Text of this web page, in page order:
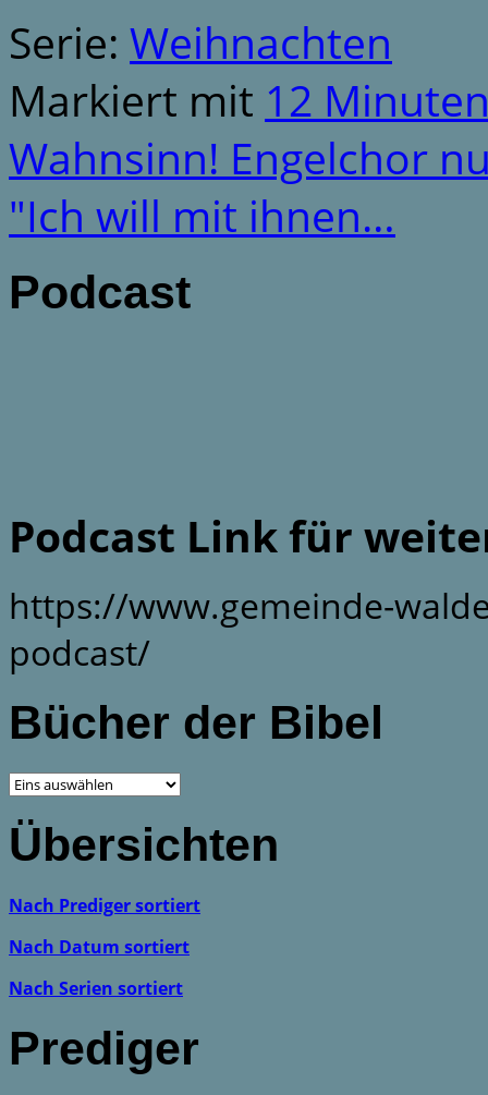
Serie: Weihnachten
Markiert mit 12
Wahnsinn! Engelchor
"Ich will mit ihnen…
Podcast
Podcast Link für
https://www.gemeinde-
podcast/
Bücher der Bibel
Übersichten
Nach Prediger sortiert
Nach Datum sortiert
Nach Serien sortiert
Prediger